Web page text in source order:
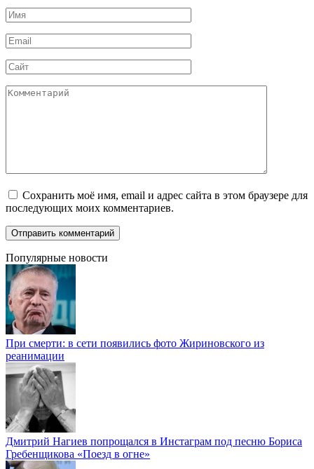
Имя
*
Email
*
Сайт
Комментарий
Сохранить моё имя, email и адрес сайта в этом браузере для
последующих моих комментариев.
Популярные новости
При смерти: в сети появились фото Жириновского из
реанимации
Дмитрий Нагиев попрощался в Инстаграм под песню Бориса
Гребенщикова «Поезд в огне»